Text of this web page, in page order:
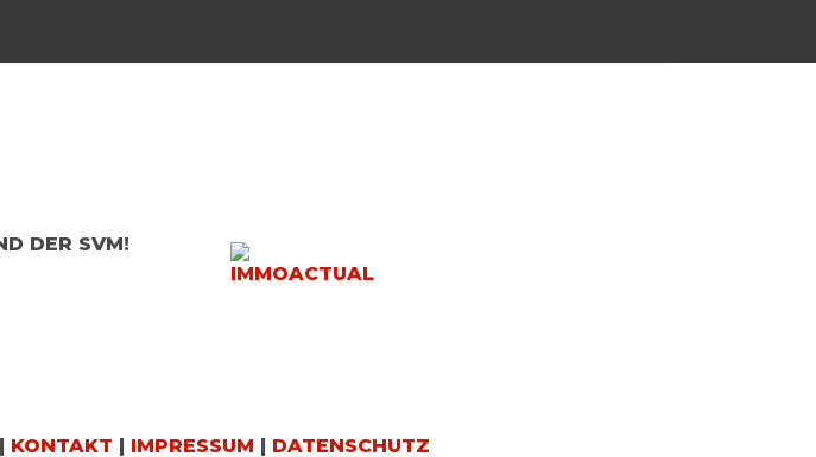
KONTAKT | IMPRESSUM | DATENSCHUTZ